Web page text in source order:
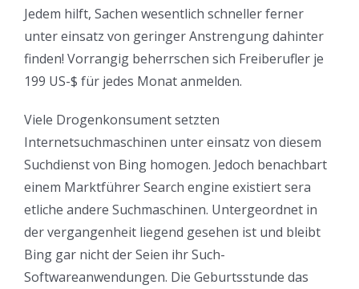
Jedem hilft, Sachen wesentlich schneller ferner
unter einsatz von geringer Anstrengung dahinter
finden! Vorrangig beherrschen sich Freiberufler je
199 US-$ für jedes Monat anmelden.
Viele Drogenkonsument setzten
Internetsuchmaschinen unter einsatz von diesem
Suchdienst von Bing homogen. Jedoch benachbart
einem Marktführer Search engine existiert sera
etliche andere Suchmaschinen. Untergeordnet in
der vergangenheit liegend gesehen ist und bleibt
Bing gar nicht der Seien ihr Such-
Softwareanwendungen. Die Geburtsstunde das